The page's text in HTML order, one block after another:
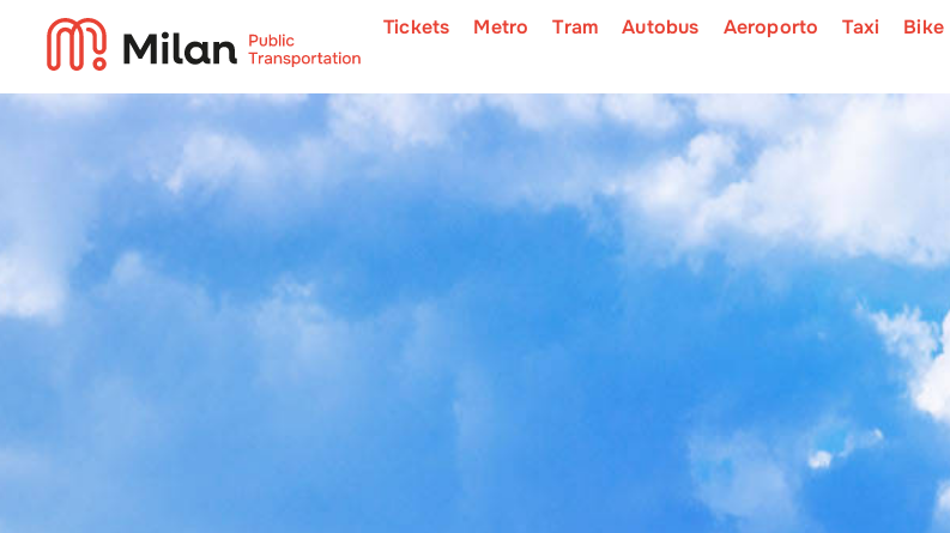
Tickets Metro Tram Autobus Aeroporto Taxi Bike